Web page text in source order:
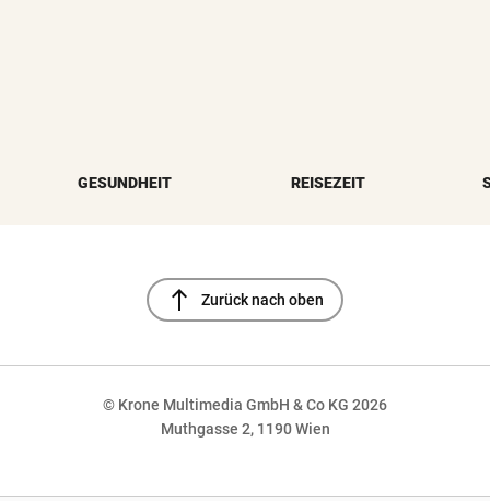
GESUNDHEIT REISEZEIT
north Zurück nach oben
© Krone Multimedia GmbH & Co KG 2026
Muthgasse 2, 1190 Wien